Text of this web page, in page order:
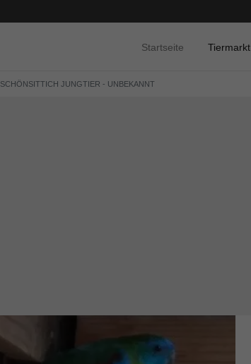
Startseite Tiermarkt
SCHÖNSITTICH JUNGTIER - UNBEKANNT